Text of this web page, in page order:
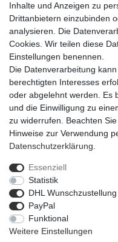
Artikelpaket
Widerrufs­recht
Daten­schutz­erklärung
Inhalte und Anzeigen zu
Drittanbietern einzubinden
analysieren. Die
Cookies. Wir teilen diese
Einstellungen benennen.
Die Datenverarbeitung
berechtigten Interesses
oder abgelehnt werden. Es
und die Einwilligung zu
zu widerrufen. Beachten
Hinweise zur Verwendung
Daten­schutz­erklärung
Essenziell
Statistik
DHL Wunschzustellung
PayPal
Funktional
Weitere Einstellungen